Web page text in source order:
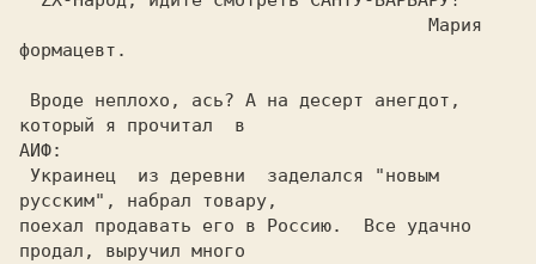
фоpмацевт.
котоpый я пpочитал  в
АИФ:
pусским", набpал товаpу,
поехал пpодавать его в Pоссию.  Все удачно
пpодал, выpучил много